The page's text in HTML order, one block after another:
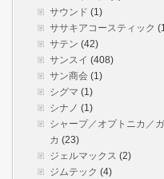
サウンド (1)
ササキアコースティック
サテン (42)
サンスイ (408)
サン商会 (1)
シグマ (1)
シナノ (1)
シャープ／オプトニカ／
カ (23)
ジェルマックス (2)
ジムテック (4)